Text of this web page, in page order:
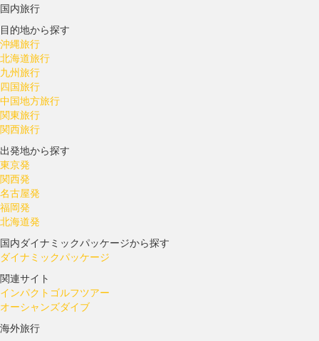
国内旅行
目的地から探す
沖縄旅行
北海道旅行
九州旅行
四国旅行
中国地方旅行
関東旅行
関西旅行
出発地から探す
東京発
関西発
名古屋発
福岡発
北海道発
国内ダイナミックパッケージから探す
ダイナミックパッケージ
関連サイト
インパクトゴルフツアー
オーシャンズダイブ
海外旅行